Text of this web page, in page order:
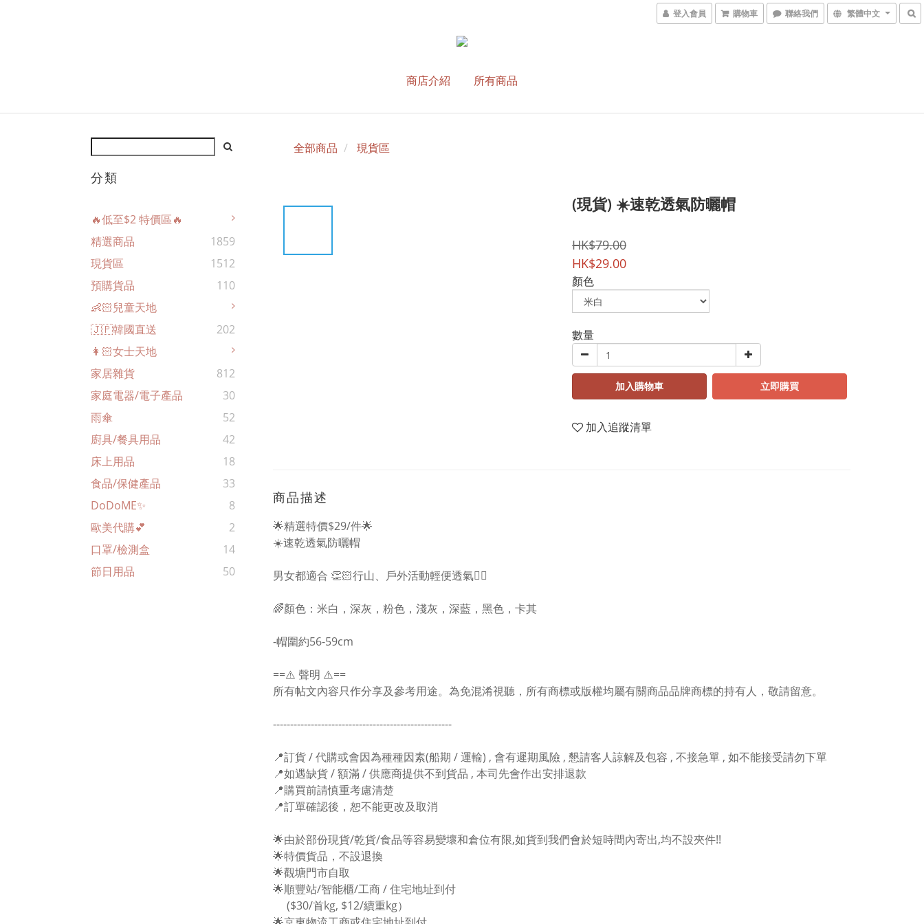
登入會員 購物車 聯絡我們 繁體中文
商店介紹 所有商品
分類
🔥低至$2 特價區🔥
精選商品
1859
現貨區
1512
預購貨品
110
👶🏻兒童天地
🇯🇵韓國直送
202
👩🏻女士天地
家居雜貨
812
家庭電器/電子產品
30
雨傘
52
廚具/餐具用品
42
床上用品
18
食品/保健產品
33
DoDoME✨
8
歐美代購💕
2
口罩/檢測盒
14
節日用品
50
全部商品 現貨區
(現貨) ☀️速乾透氣防曬帽
HK$79.00
HK$29.00
顏色
數量
加入購物車 立即購買
加入追蹤清單
商品描述
🌟精選特價$29/件🌟
☀️速乾透氣防曬帽
男女都適合 👏🏻行山、戶外活動輕便透氣👍🏻
🌈顏色：米白，深灰，粉色，淺灰，深藍，黑色，卡其
-帽圍約56-59cm
==⚠️ 聲明 ⚠️==
所有帖文內容只作分享及參考用途。為免混淆視聽，所有商標或版權均屬有關商品品牌商標的持有人，敬請留意。
----------------------------------------------------
📍訂貨 / 代購或會因為種種因素(船期 / 運輸) , 會有遲期風險 , 懇請客人諒解及包容 , 不接急單 , 如不能接受請勿下單
📍如遇缺貨 / 額滿 / 供應商提供不到貨品 , 本司先會作出安排退款
📍購買前請慎重考慮清楚
📍訂單確認後，恕不能更改及取消
🌟由於部份現貨/乾貨/食品等容易變壞和倉位有限,如貨到我們會於短時間內寄出,均不設夾件!!
🌟特價貨品，不設退換
🌟觀塘門市自取
🌟順豐站/智能櫃/工商 / 住宅地址到付
($30/首kg, $12/續重kg）